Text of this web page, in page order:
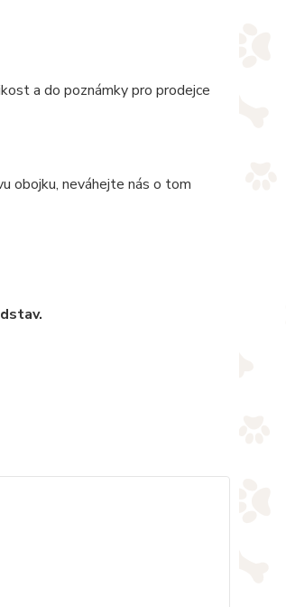
a do poznámky pro prodejce
obojku, neváhejte nás o tom